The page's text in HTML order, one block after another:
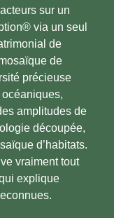
sur un
via un seul
de
de
précieuse
amplitudes de
découpée,
d’habitats.
vraiment tout
explique